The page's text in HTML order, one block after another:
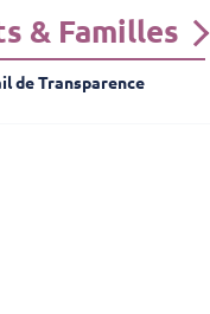
& Familles
de Transparence